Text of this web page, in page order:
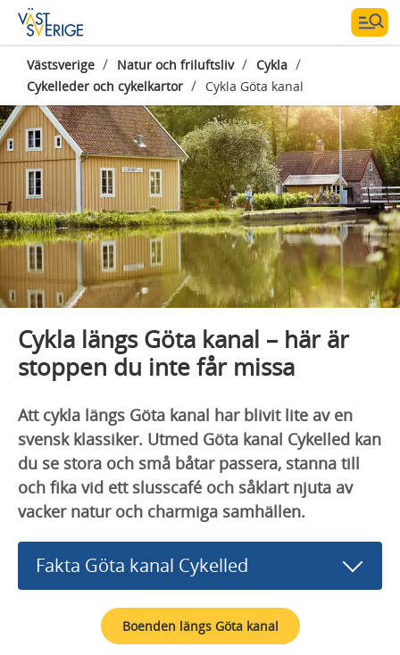
Västsverige / Natur och friluftsliv / Cykla /
Cykelleder och cykelkartor / Cykla Göta kanal
Cykla längs Göta kanal – här är
stoppen du inte får missa
Att cykla längs Göta kanal har blivit lite av en
svensk klassiker. Utmed Göta kanal Cykelled kan
du se stora och små båtar passera, stanna till
och fika vid ett slusscafé och såklart njuta av
vacker natur och charmiga samhällen.
Fakta Göta kanal Cykelled
Boenden längs Göta kanal